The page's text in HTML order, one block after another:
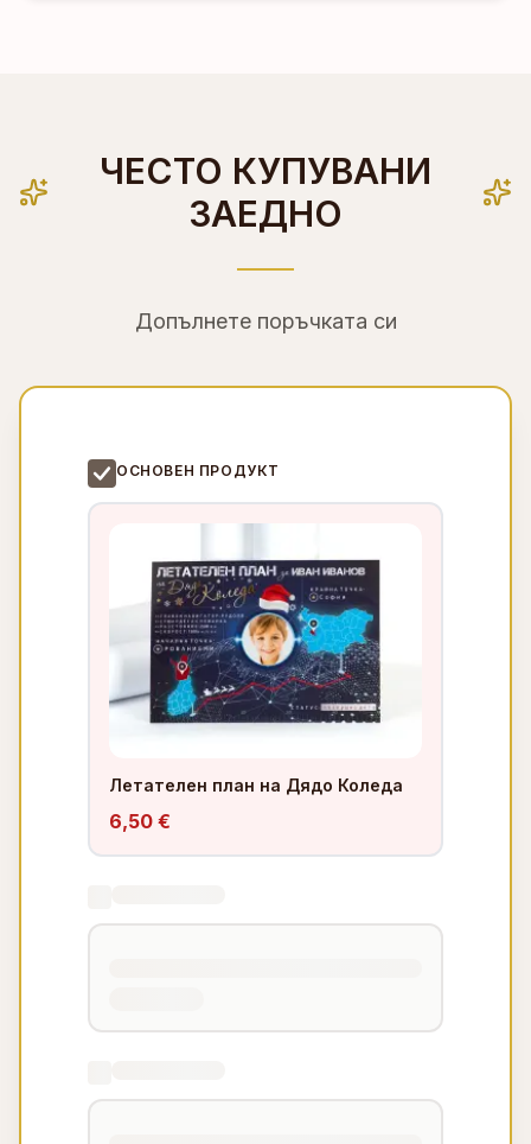
ЧЕСТО КУПУВАНИ
ЗАЕДНО
Допълнете поръчката си
ОСНОВЕН ПРОДУКТ
Летателен план на Дядо Коледа
6,50 €